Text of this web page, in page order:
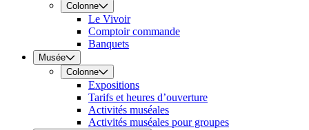
Colonne
Le Vivoir
Comptoir commande
Banquets
Musée
Colonne
Expositions
Tarifs et heures d’ouverture
Activités muséales
Activités muséales pour groupes